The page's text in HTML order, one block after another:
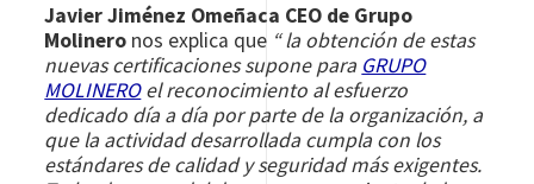
Javier Jiménez Omeñaca CEO de Grupo
Molinero nos explica que “ la obtención de estas
nuevas certificaciones supone para GRUPO
MOLINEROel reconocimiento al esfuerzo
dedicado día a día por parte de la organización, a
que la actividad desarrollada cumpla con los
estándares de calidad y seguridad más exigentes.